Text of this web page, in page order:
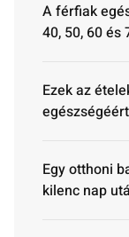
A férfiak
40, 50, 60 és
Ezek az
egészségéért
Egy otthoni
kilenc nap